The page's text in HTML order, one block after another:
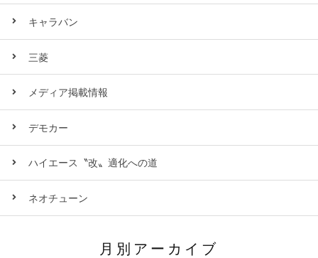
キャラバン
三菱
メディア掲載情報
デモカー
ハイエース〝改〟適化への道
ネオチューン
月別アーカイブ